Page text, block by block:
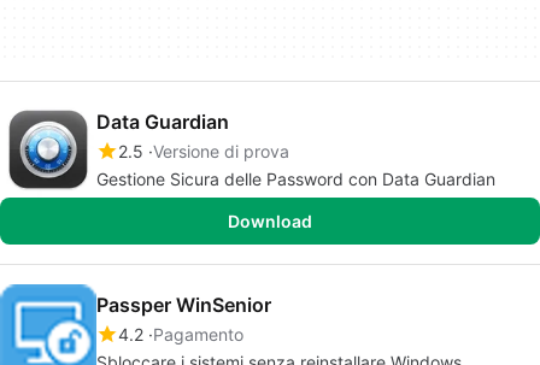
Data Guardian
2.5 Versione di prova
Gestione Sicura delle Password con Data Guardian
Download
Passper WinSenior
4.2 Pagamento